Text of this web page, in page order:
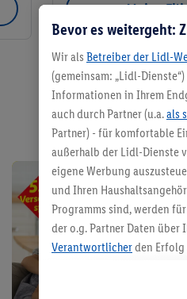
Meine
Bevor es weitergeht:
Wir als Betreiber der Lidl-
(gemeinsam: „Lidl-
Informationen in Ihrem
auch durch Partner (u.a.als
Partner) - für komfortable
außerhalb der Lidl-Dienste
eigene Werbung
und Ihren
Programms sind, werden
der o.g. Partner Daten
Verantwortlicherden Erfolg
angereicherten Profilen.